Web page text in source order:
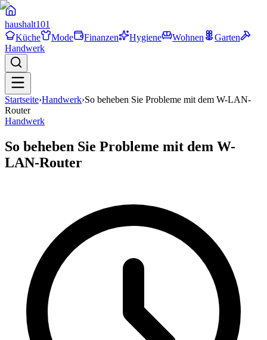
haushalt101
Küche
Mode Finanzen Hygiene Wohnen
Garten
Handwerk
Startseite›Handwerk›So beheben Sie Probleme mit dem W-LAN-
Router
Handwerk
So beheben Sie Probleme mit dem W-
LAN-Router